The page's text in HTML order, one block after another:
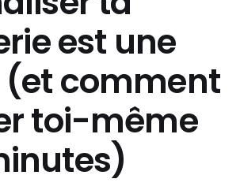
est une
(et comment
toi-même